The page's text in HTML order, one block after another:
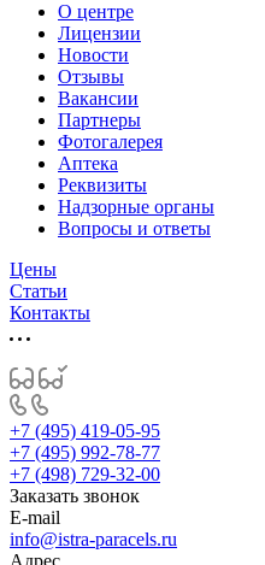
О центре
Лицензии
Новости
Отзывы
Вакансии
Партнеры
Фотогалерея
Аптека
Реквизиты
Надзорные органы
Вопросы и ответы
Цены
Статьи
Контакты
+7 (495) 419-05-95
+7 (495) 992-78-77
+7 (498) 729-32-00
Заказать звонок
E-mail
info@istra-paracels.ru
Адрес